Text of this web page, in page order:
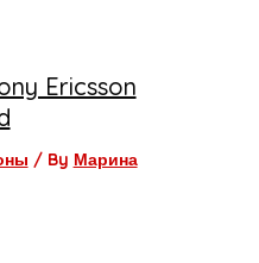
Ericsson
/ By Марина